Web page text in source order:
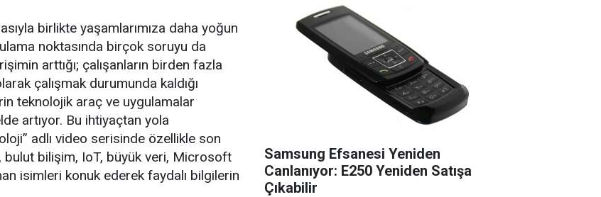
birlikte yaşamlarımıza daha yoğun
noktasında birçok soruyu da
arttığı; çalışanların birden fazla
çalışmak durumunda kaldığı
teknolojik araç ve uygulamalar
artıyor. Bu ihtiyaçtan yola
adlı video serisinde özellikle son
bulut bilişim, IoT, büyük veri, Microsoft
isimleri konuk ederek faydalı bilgilerin
Samsung Efsanesi Yeniden
Canlanıyor: E250 Yeniden Satışa
Çıkabilir